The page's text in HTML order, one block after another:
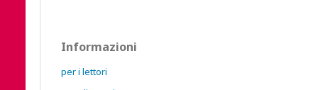
Informazioni
per i lettori